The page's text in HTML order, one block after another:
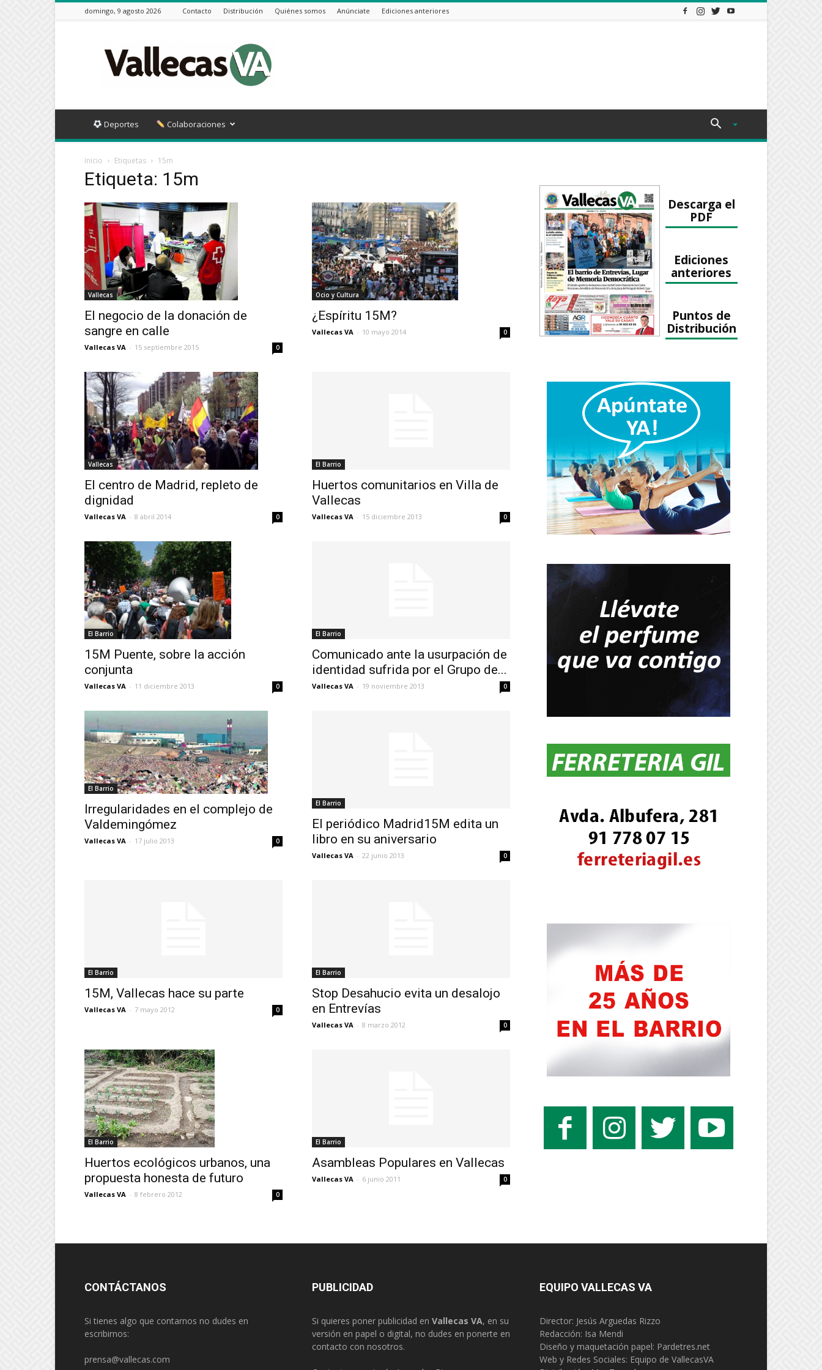
domingo, 9 agosto 2026 Contacto Distribución Quiénes somos Anúnciate Ediciones anteriores
VA
Deportes Colaboraciones
Inicio Etiquetas 15m
Etiqueta: 15m
Vallecas
El negocio de la donación de
sangre en calle
Vallecas VA - 15 septiembre 2015 0
Ocio y Cultura
¿Espíritu 15M?
Vallecas VA - 10 mayo 2014 0
Vallecas
El centro de Madrid, repleto de
dignidad
Vallecas VA - 8 abril 2014 0
El Barrio
Huertos comunitarios en Villa de
Vallecas
Vallecas VA - 15 diciembre 2013 0
El Barrio
15M Puente, sobre la acción
conjunta
Vallecas VA - 11 diciembre 2013 0
El Barrio
Comunicado ante la usurpación de
identidad sufrida por el Grupo de...
Vallecas VA - 19 noviembre 2013 0
El Barrio
Irregularidades en el complejo de
Valdemingómez
Vallecas VA - 17 julio 2013 0
El Barrio
El periódico Madrid15M edita un
libro en su aniversario
Vallecas VA - 22 junio 2013 0
El Barrio
15M, Vallecas hace su parte
Vallecas VA - 7 mayo 2012 0
El Barrio
Stop Desahucio evita un desalojo
en Entrevías
Vallecas VA - 8 marzo 2012 0
El Barrio
Huertos ecológicos urbanos, una
propuesta honesta de futuro
Vallecas VA - 8 febrero 2012 0
El Barrio
Asambleas Populares en Vallecas
Vallecas VA - 6 junio 2011 0
Descarga el
PDF
Ediciones
anteriores
Puntos de
Distribución
CONTÁCTANOS
Si tienes algo que contarnos no dudes en
escribirnos:
prensa@vallecas.com
PUBLICIDAD
Si quieres poner publicidad en Vallecas VA, en su
versión en papel o digital, no dudes en ponerte en
contacto con nosotros.
EQUIPO VALLECAS VA
Director: Jesús Arguedas Rizzo
Redacción: Isa Mendi
Diseño y maquetación papel: Pardetres.net
Web y Redes Sociales: Equipo de VallecasVA